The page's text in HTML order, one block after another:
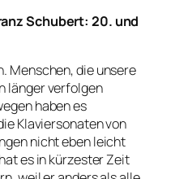
Schubert: 20. und
Menschen, die unsere
länger verfolgen
haben es
Klaviersonaten von
nicht eben leicht
es in kürzester Zeit